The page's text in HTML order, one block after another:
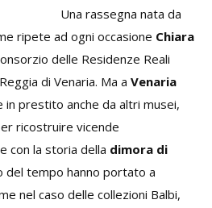
Una rassegna nata da
ripete ad ogni occasione Chiara
delle Residenze Reali
di Venaria. Ma a Venaria
prestito anche da altri musei,
ricostruire vicende
con la storia della dimora di
del tempo hanno portato a
nel caso delle collezioni Balbi,